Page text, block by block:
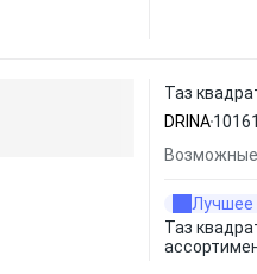
Таз
DRINA10161
Лучшее
Таз